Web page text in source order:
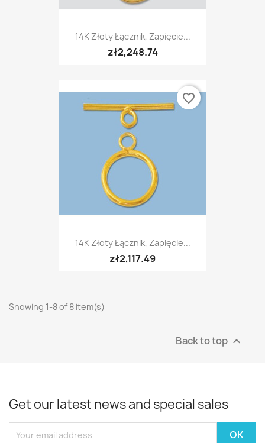
14K Złoty Łącznik, Zapięcie...
zł2,248.74
14K Złoty Łącznik, Zapięcie...
zł2,117.49
favorite_border
Showing 1-8 of 8 item(s)
Back to top 
Get our latest news and special sales